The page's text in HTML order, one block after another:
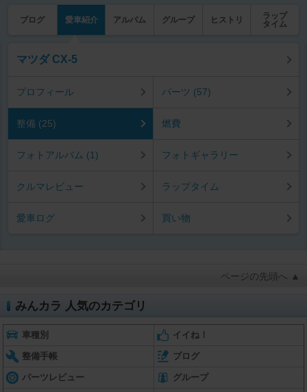
ブログ 愛車紹介 アルバム グループ ヒストリ
ラップ
タイム
マツダ CX-5
プロフィール パーツ (57)
整備 (25) 燃費
フォトアルバム (1) フォトギャラリー
クルマレビュー ラップタイム
愛車ログ 買い物
ページの先頭へ ▲
みんカラ 人気のカテゴリ
車種別 イイね！
整備手帳 ブログ
パーツレビュー グループ